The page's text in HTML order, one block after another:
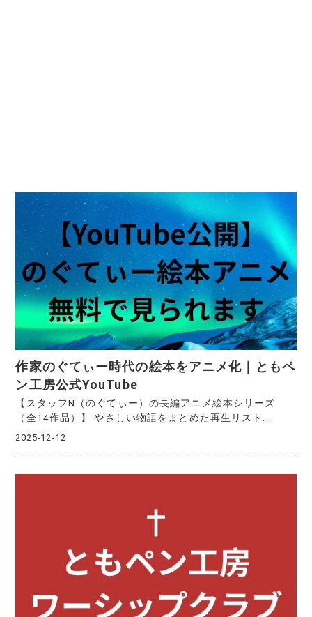
作家のぐてぃー時代の絵本をアニメ化｜ともペ
ン工房公式YouTube
【スタッフN（のぐてぃー）の長編アニメ絵本シリーズ
（全14作品）】 やさしい物語をまとめた再生リスト...
2025-12-12